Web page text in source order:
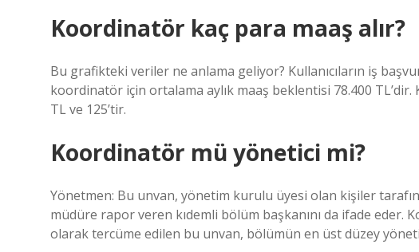
Koordinatör kaç para maaş alır?
Bu grafikteki veriler ne anlama geliyor? Kullanıcıların iş
koordinatör için ortalama aylık maaş beklentisi 78.400 TL’dir.
TL ve 125’tir.
Koordinatör mü yönetici mi?
Yönetmen: Bu unvan, yönetim kurulu üyesi olan kişiler
müdüre rapor veren kıdemli bölüm başkanını da ifade
olarak tercüme edilen bu unvan, bölümün en üst düzey